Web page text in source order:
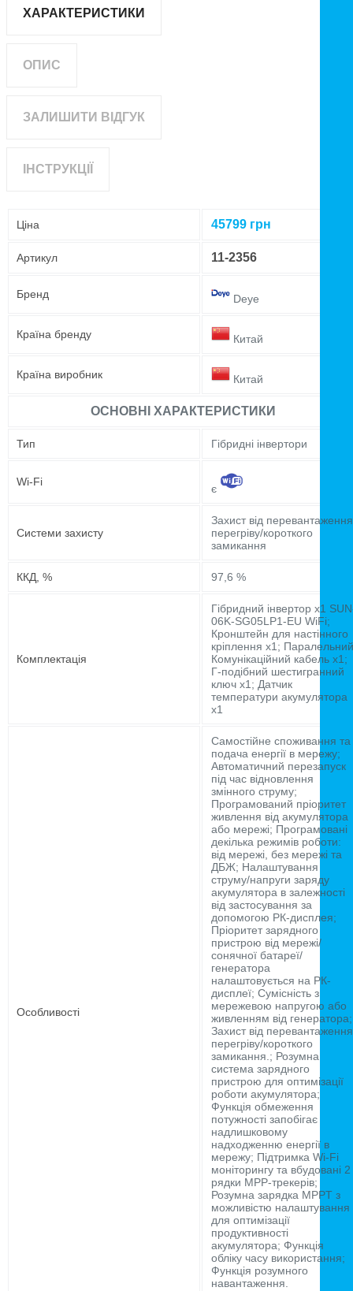
ХАРАКТЕРИСТИКИ
ОПИС
ЗАЛИШИТИ ВІДГУК
ІНСТРУКЦІЇ
Ціна 45799 грн
Артикул 11-2356
Бренд Deye
Країна бренду Китай
Країна виробник Китай
ОСНОВНІ ХАРАКТЕРИСТИКИ
Тип Гібридні інвертори
Wi-Fi
є
Системи захисту
Захист від
перегріву/короткого
замикання
ККД, % 97,6 %
Комплектація
Гібридний інвертор x1
06K-SG05LP1-EU WiFi;
Кронштейн для настінного
кріплення x1; Паралельний
Комунікаційний кабель x1;
Г-подібний шестигранний
ключ x1; Датчик
температури акумулятора
x1
Особливості
Самостійне споживання та
подача енергії в мережу;
Автоматичний перезапуск
під час відновлення
змінного струму;
Програмований пріоритет
живлення від акумулятора
або мережі; Програмовані
декілька режимів роботи:
від мережі, без мережі та
ДБЖ; Налаштування
струму/напруги заряду
акумулятора в залежності
від застосування за
допомогою РК-дисплея;
Пріоритет зарядного
пристрою від мережі/
сонячної батареї/
генератора
налаштовується на РК-
дисплеї; Сумісність з
мережевою напругою або
живленням від генератора;
Захист від
перегріву/короткого
замикання.; Розумна
система зарядного
пристрою для оптимізації
роботи акумулятора;
Функція обмеження
потужності запобігає
надлишковому
надходженню енергії в
мережу; Підтримка Wi-Fi
моніторингу та вбудовані 2
рядки MPP-трекерів;
Розумна зарядка MPPT з
можливістю налаштування
для оптимізації
продуктивності
акумулятора; Функція
обліку часу використання;
Функція розумного
навантаження.